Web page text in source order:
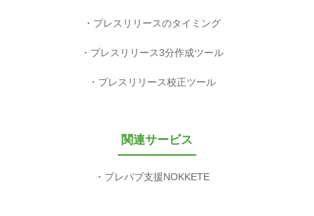
プレスリリースのタイミング
プレスリリース3分作成ツール
プレスリリース校正ツール
関連サービス
プレパブ支援NOKKETE